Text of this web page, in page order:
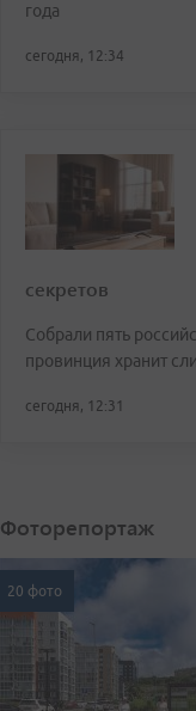
года
сегодня, 12:34
секретов
Собрали пять
провинция хранит
сегодня, 12:31
Фоторепортаж
20 фото